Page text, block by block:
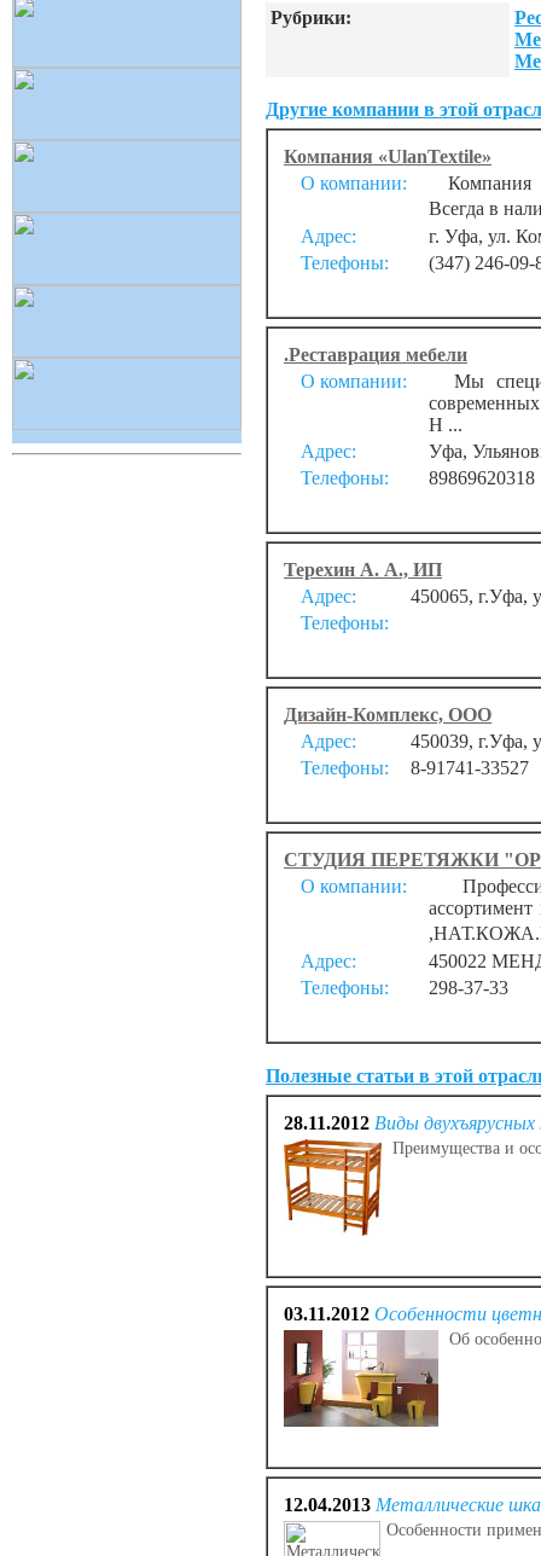
Рубрики:
Другие компании в этой
Компания «UlanTextile»
О компании:
Компания
Всегда в
Адрес:
г. Уфа, ул.
Телефоны:
(347) 246-09-
.Реставрация мебели
О компании:
Мы
Н ...
Адрес:
Уфа,
Телефоны:
89869620318
Терехин А. А., ИП
Адрес:
450065, г.Уфа,
Телефоны:
Дизайн-Комплекс, ООО
Адрес:
450039, г.Уфа,
Телефоны:
8-91741-33527
СТУДИЯ ПЕРЕТЯЖКИ
О компании:
Адрес:
450022
Телефоны:
298-37-33
Полезные статьи в этой
28.11.2012 Виды
Преимущества и
03.11.2012 Особенности
Об
12.04.2013 Металлические
Особенности